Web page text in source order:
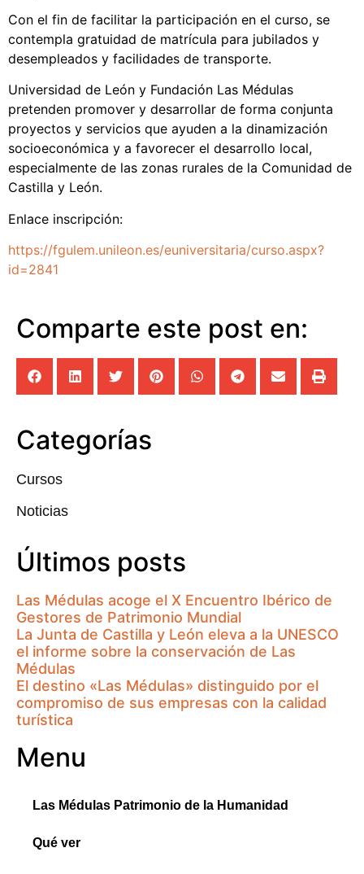
Categorías
Cursos
Noticias
Últimos posts
Las Médulas acoge el X Encuentro Ibérico de
Gestores de Patrimonio Mundial
La Junta de Castilla y León eleva a la UNESCO
el informe sobre la conservación de Las
Médulas
El destino «Las Médulas» distinguido por el
compromiso de sus empresas con la calidad
turística
Menu
Las Médulas Patrimonio de la Humanidad
Qué ver
Con el fin de facilitar la participación en el curso, se
contempla gratuidad de matrícula para jubilados y
desempleados y facilidades de transporte.
Universidad de León y Fundación Las Médulas
pretenden promover y desarrollar de forma conjunta
proyectos y servicios que ayuden a la dinamización
socioeconómica y a favorecer el desarrollo local,
especialmente de las zonas rurales de la Comunidad de
Castilla y León.
Enlace inscripción:
https://fgulem.unileon.es/euniversitaria/curso.aspx?
id=2841
Comparte este post en: